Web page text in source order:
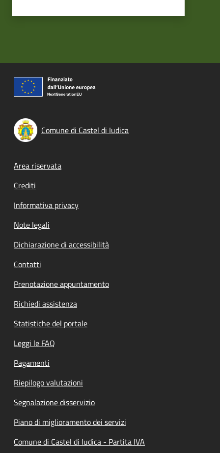
Comune di Castel di Iudica
Footer menu
Area riservata
Crediti
Informativa privacy
Note legali
Dichiarazione di accessibilità
Contatti
Prenotazione appuntamento
Richiedi assistenza
Statistiche del portale
Leggi le FAQ
Pagamenti
Riepilogo valutazioni
Segnalazione disservizio
Piano di miglioramento dei servizi
Comune di Castel di Iudica - Partita IVA